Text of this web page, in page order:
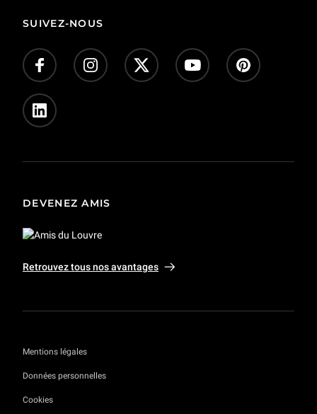
SUIVEZ-NOUS
DEVENEZ AMIS
Retrouvez tous nos avantages
Mentions légales
Données personnelles
Cookies